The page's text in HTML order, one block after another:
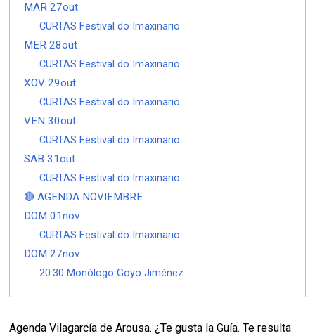
MAR 27out
CURTAS Festival do Imaxinario
MER 28out
CURTAS Festival do Imaxinario
XOV 29out
CURTAS Festival do Imaxinario
VEN 30out
CURTAS Festival do Imaxinario
SAB 31out
CURTAS Festival do Imaxinario
🔴 AGENDA NOVIEMBRE
DOM 01nov
CURTAS Festival do Imaxinario
DOM 27nov
20.30 Monólogo Goyo Jiménez
Agenda Vilagarcía de Arousa. ¿Te gusta la Guía. Te resulta